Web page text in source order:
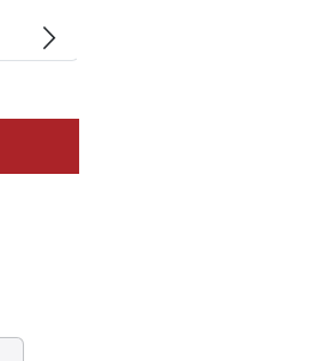
arrow_forward_ios